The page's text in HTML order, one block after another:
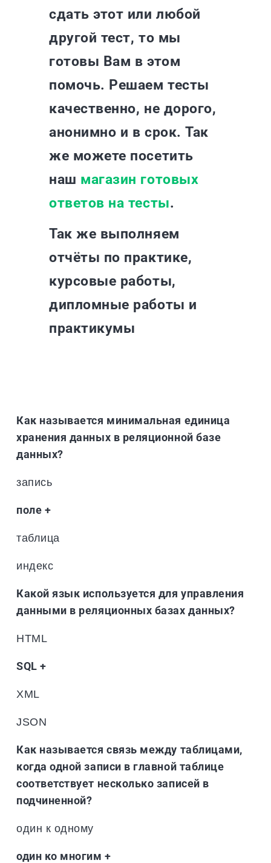
сдать этот или любой
другой тест, то мы
готовы Вам в этом
помочь. Решаем тесты
качественно, не дорого,
анонимно и в срок. Так
же можете посетить
наш магазин готовых
ответов на тесты.
Так же выполняем
отчёты по практике,
курсовые работы,
дипломные работы и
практикумы
Как называется минимальная единица
хранения данных в реляционной базе
данных?
запись
поле +
таблица
индекс
Какой язык используется для управления
данными в реляционных базах данных?
HTML
SQL +
XML
JSON
Как называется связь между таблицами,
когда одной записи в главной таблице
соответствует несколько записей в
подчиненной?
один к одному
один ко многим +